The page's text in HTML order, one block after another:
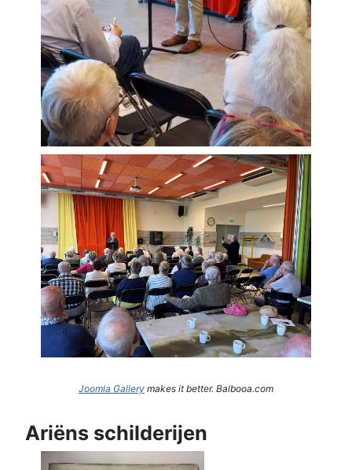
Joomla Gallery makes it better. Balbooa.com
Ariëns schilderijen